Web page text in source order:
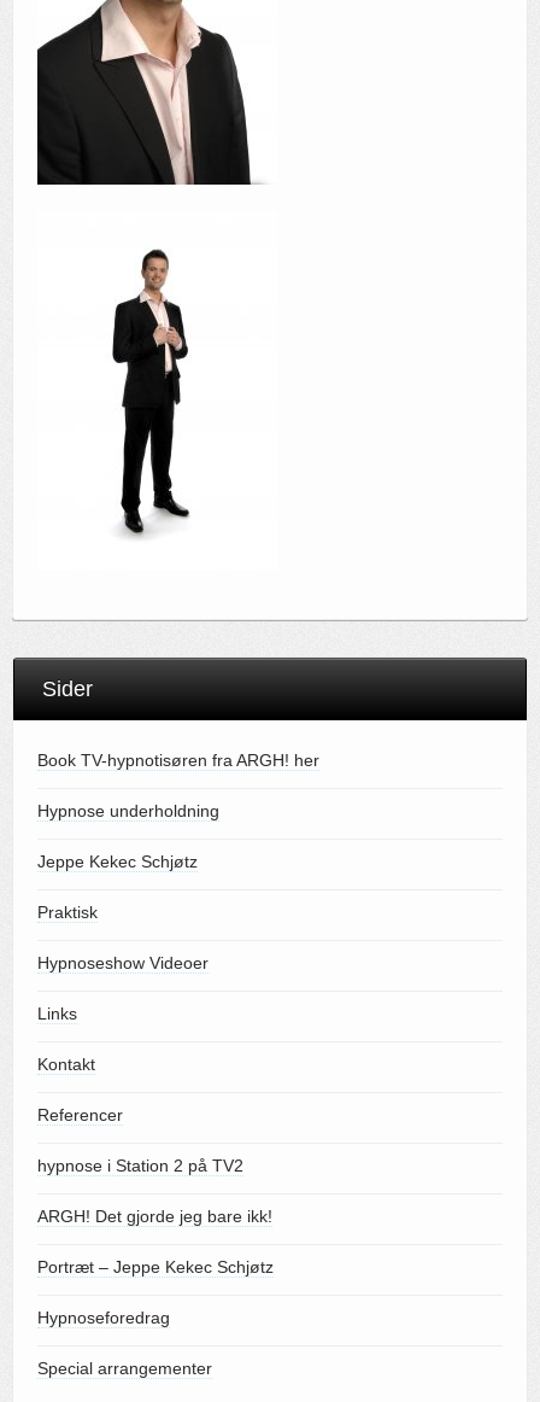
Sider
Book TV-hypnotisøren fra ARGH! her
Hypnose underholdning
Jeppe Kekec Schjøtz
Praktisk
Hypnoseshow Videoer
Links
Kontakt
Referencer
hypnose i Station 2 på TV2
ARGH! Det gjorde jeg bare ikk!
Portræt – Jeppe Kekec Schjøtz
Hypnoseforedrag
Special arrangementer